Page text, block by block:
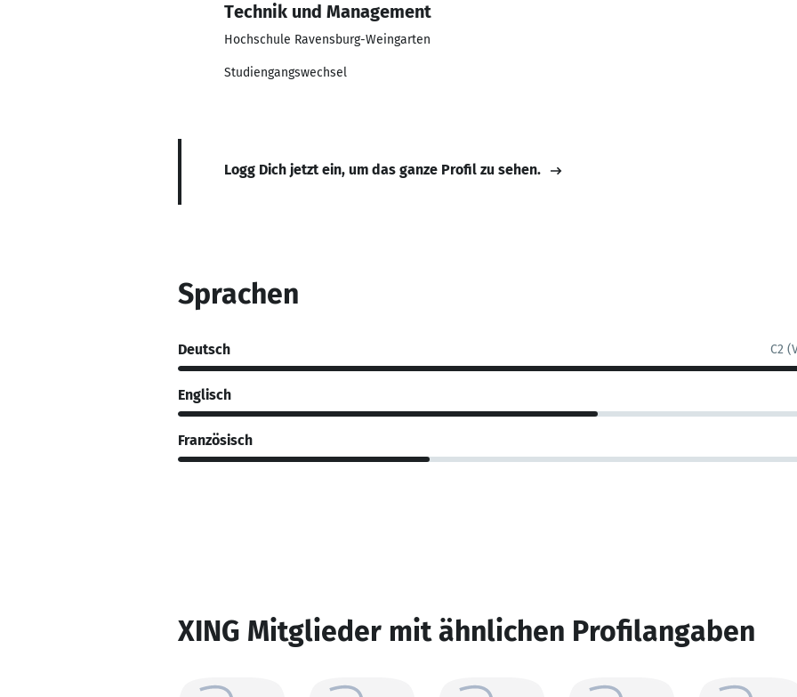
Technik und Management
Hochschule Ravensburg-Weingarten
Studiengangswechsel
Logg Dich jetzt ein, um das ganze Profil zu sehen.
Sprachen
Deutsch C2
Englisch
Französisch
XING Mitglieder mit ähnlichen Profilangaben